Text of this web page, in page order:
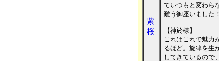
紫
桜
ていつもと変わら
難う御座いました
【神於様】
これはこれで魅力
るほど。旋律を生
してきているので